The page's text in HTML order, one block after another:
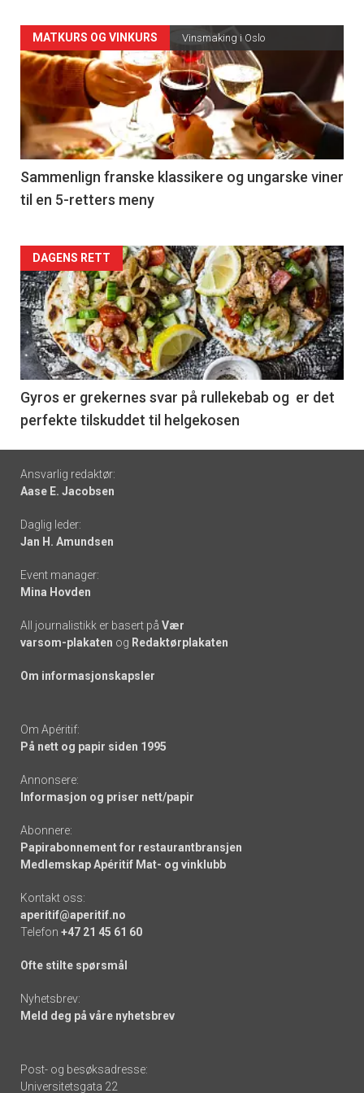
Forsiden
akkurat
nå
-
5
MATKURS OG VINKURS Vinsmaking i Oslo
Sammenlign franske klassikere og ungarske viner
til en 5-retters meny
Forsiden
akkurat
nå
-
6
DAGENS RETT
Gyros er grekernes svar på rullekebab og er det
perfekte tilskuddet til helgekosen
Footer
-
links
Ansvarlig redaktør:
Aase E. Jacobsen
Daglig leder:
Jan H. Amundsen
Event manager:
Mina Hovden
All journalistikk er basert på Vær
varsom-plakaten og Redaktørplakaten
Om informasjonskapsler
Om Apéritif:
På nett og papir siden 1995
Annonsere:
Informasjon og priser nett/papir
Abonnere:
Papirabonnement for restaurantbransjen
Medlemskap Apéritif Mat- og vinklubb
Kontakt oss:
aperitif@aperitif.no
Telefon +47 21 45 61 60
Ofte stilte spørsmål
Nyhetsbrev:
Meld deg på våre nyhetsbrev
Post- og besøksadresse:
Universitetsgata 22